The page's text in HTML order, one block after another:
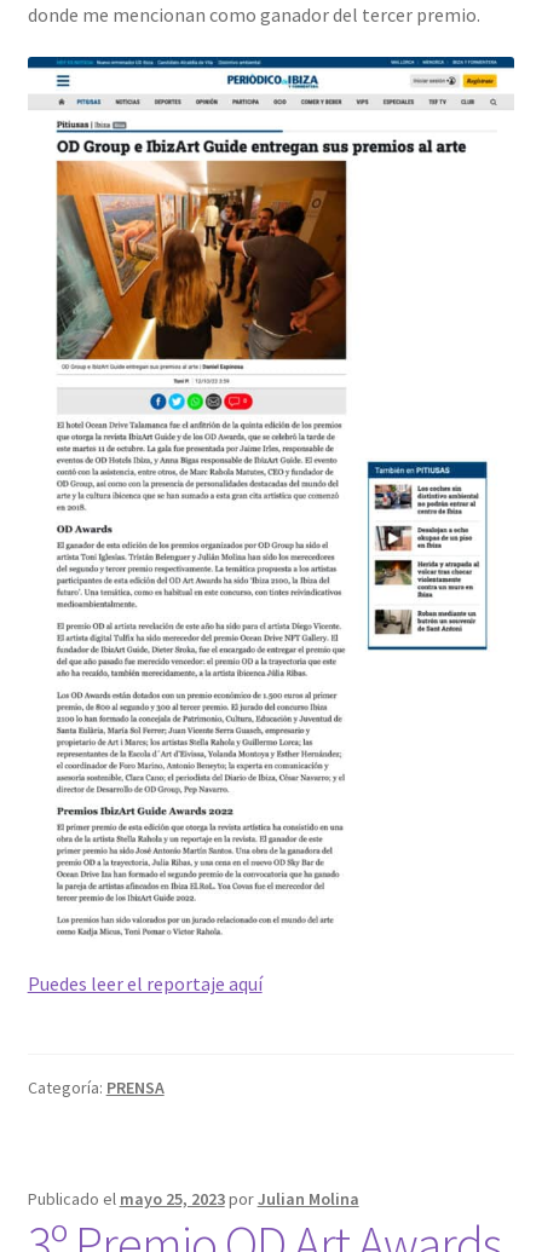
donde me mencionan como ganador del tercer premio.
Puedes leer el reportaje aquí
Categoría: PRENSA
Publicado el mayo 25, 2023porJulian Molina